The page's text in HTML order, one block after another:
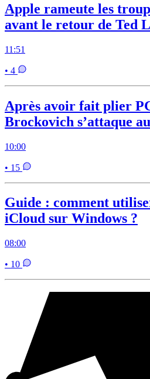
Apple rameute les
avant le retour de Ted
11:51
• 4
Après avoir fait plier
Brockovich s’attaque
10:00
• 15
Guide : comment
iCloud sur Windows ?
08:00
• 10